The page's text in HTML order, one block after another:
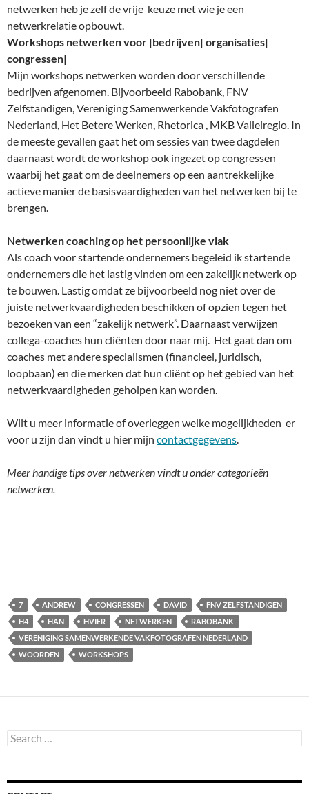
netwerken heb je zelf de vrije keuze met wie je een
netwerkrelatie opbouwt.
Workshops netwerken voor |bedrijven| organisaties|
congressen|
Mijn workshops netwerken worden door verschillende
bedrijven afgenomen. Bijvoorbeeld Rabobank, FNV
Zelfstandigen, Vereniging Samenwerkende Vakfotografen
Nederland, Het Betere Werken, Rhetorica , MKB Valleiregio. In
de meeste gevallen gaat het om sessies van twee dagdelen
daarnaast wordt de workshop ook ingezet op congressen
waarbij het gaat om de deelnemers op een aantrekkelijke
actieve manier de basisvaardigheden van het netwerken bij te
brengen.
Netwerken coaching op het persoonlijke vlak
Als coach voor startende ondernemers begeleid ik startende
ondernemers die het lastig vinden om een zakelijk netwerk op
te bouwen. Lastig omdat ze bijvoorbeeld nog niet over de
juiste netwerkvaardigheden beschikken of opzien tegen het
bezoeken van een “zakelijk netwerk”. Daarnaast verwijzen
collega-coaches hun cliënten door naar mij. Het gaat dan om
coaches met andere specialismen (financieel, juridisch,
loopbaan) en die merken dat hun cliënt op het gebied van het
netwerkvaardigheden geholpen kan worden.
Wilt u meer informatie of overleggen welke mogelijkheden er
voor u zijn dan vindt u hier mijn contactgegevens.
Meer handige tips over netwerken vindt u onder categorieën
netwerken.
7 ANDREW CONGRESSEN DAVID
FNV ZELFSTANDIGEN
H4
HAN HVIER NETWERKEN
RABOBANK
VERENIGING SAMENWERKENDE VAKFOTOGRAFEN NEDERLAND
WOORDEN
WORKSHOPS
Search
for: